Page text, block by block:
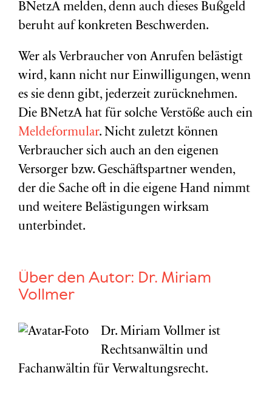
BNetzA melden, denn auch dieses Bußgeld
beruht auf konkreten Beschwerden.
Wer als Verbraucher von Anrufen belästigt
wird, kann nicht nur Einwilligungen, wenn
es sie denn gibt, jederzeit zurücknehmen.
Die BNetzA hat für solche Verstöße auch ein
Meldeformular. Nicht zuletzt können
Verbraucher sich auch an den eigenen
Versorger bzw. Geschäftspartner wenden,
der die Sache oft in die eigene Hand nimmt
und weitere Belästigungen wirksam
unterbindet.
Über den Autor: Dr. Miriam
Vollmer
Dr. Miriam Vollmer ist
Rechtsanwältin und
Fachanwältin für Verwaltungsrecht.